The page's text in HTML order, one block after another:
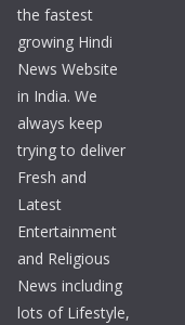
the fastest
growing Hindi
News Website
in India. We
always keep
trying to deliver
Fresh and
Latest
Entertainment
and Religious
News including
lots of Lifestyle,